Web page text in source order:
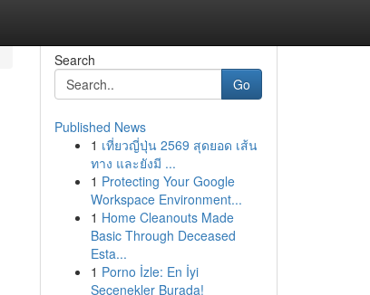
Search
Go
Published News
1 เที่ยวญี่ปุ่น 2569 สุดยอด เส้น
ทาง และยังมี ...
1 Protecting Your Google
Workspace Environment...
1 Home Cleanouts Made
Basic Through Deceased
Esta...
1 Porno İzle: En İyi
Seçenekler Burada!